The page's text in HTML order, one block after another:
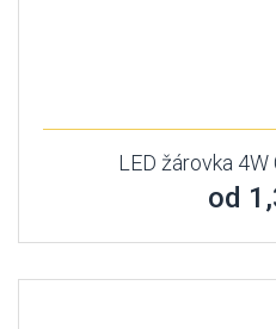
LED žárovka
od